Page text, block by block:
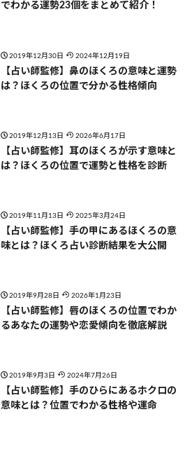
でわかる運勢23個をまとめて紹介！
2019年12月30日 2024年12月19日
【占い師監修】鼻のほくろの意味と運勢
は？ほくろの位置で分かる性格傾向
2019年12月13日 2026年6月17日
【占い師監修】耳のほくろが示す意味と
は？ほくろの位置で運勢と性格を診断
2019年11月13日 2025年3月24日
【占い師監修】手の甲にあるほくろの意
味とは？ほくろ占い診断結果を大公開
2019年9月28日 2026年1月23日
【占い師監修】唇のほくろの位置でわか
るあなたの運勢や恋愛傾向を徹底解説
2019年9月3日 2024年7月26日
【占い師監修】手のひらにあるホクロの
意味とは？位置でわかる性格や運命